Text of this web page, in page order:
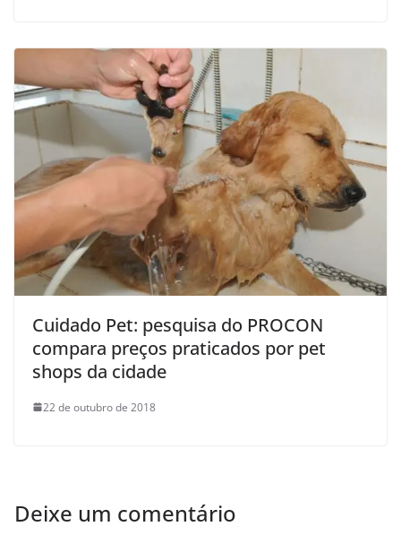
Cuidado Pet: pesquisa do PROCON
compara preços praticados por pet
shops da cidade
22 de outubro de 2018
Deixe um comentário